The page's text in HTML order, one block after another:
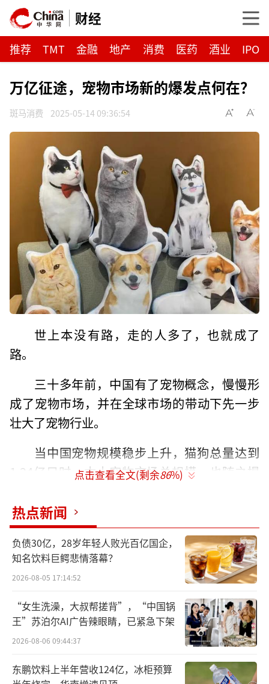
财经
推荐 TMT 金融 地产 消费 医药 酒业 IPO
万亿征途，宠物市场新的爆发点何在？
斑马消费 2025-05-14 09:36:54
世上本没有路，走的人多了，也就成了
路。
三十多年前，中国有了宠物概念，慢慢形
成了宠物市场，并在全球市场的带动下先一步
壮大了宠物行业。
当中国宠物规模稳步上升，猫狗总量达到
1.24亿只时，本土宠物市场总规模，也随之提
其中，最早崛起的便是食品板块。外资巨
头玛氏、雀巢普瑞纳等先后进入，推动了中宠
股份、乖宝宠物等众多本土企业崛起，行业重
心也从代工+出口，到如今全面品牌化+专注于
中国市场。
宠物市场总规模中，宠物食品占比一半左
右，是绝对核心。
宠物用品板块紧随其后。谁能想到，牵引
点击查看全文(剩余86%)
热点新闻
负债30亿，28岁年轻人败光百亿国企，
知名饮料巨鳄悲情落幕？
2026-08-05 17:14:52
“女生洗澡，大叔帮搓背”，“中国锅
王”苏泊尔AI广告辣眼睛，已紧急下架
2026-08-06 09:44:37
东鹏饮料上半年营收124亿，冰柜预算